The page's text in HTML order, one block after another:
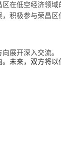
在低空经济领
积极参与荣昌
展开深入交流。
未来，双方将